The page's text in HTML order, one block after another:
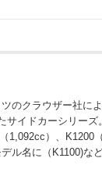
のクラウザー社に
サイドカーシリーズ
1,092cc）、K1200
ル名に（K1100)な